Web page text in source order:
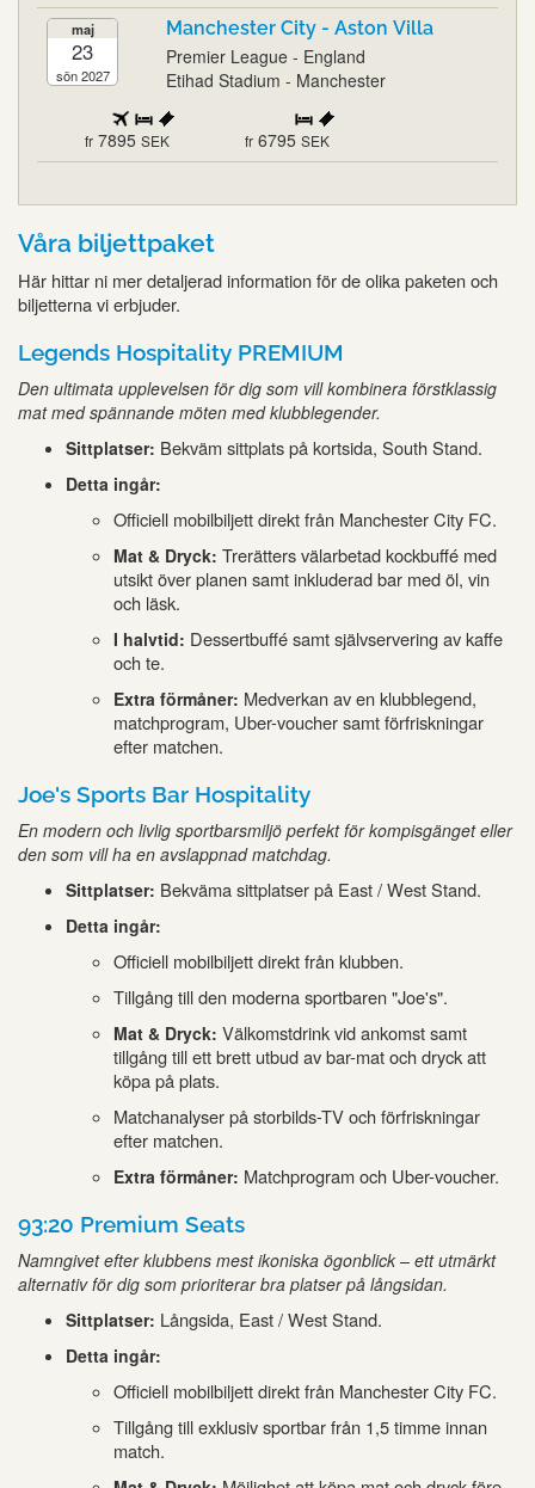
maj
23
sön 2027
Manchester City - Aston Villa
Premier League - England
Etihad Stadium - Manchester
fr 7895 SEK fr 6795 SEK
Våra biljettpaket
Här hittar ni mer detaljerad information för de olika paketen och
biljetterna vi erbjuder.
Legends Hospitality PREMIUM
Den ultimata upplevelsen för dig som vill kombinera förstklassig
mat med spännande möten med klubblegender.
Sittplatser: Bekväm sittplats på kortsida, South Stand.
Detta ingår:
Officiell mobilbiljett direkt från Manchester City FC.
Mat & Dryck: Trerätters välarbetad kockbuffé med
utsikt över planen samt inkluderad bar med öl, vin
och läsk.
I halvtid: Dessertbuffé samt självservering av kaffe
och te.
Extra förmåner: Medverkan av en klubblegend,
matchprogram, Uber-voucher samt förfriskningar
efter matchen.
Joe's Sports Bar Hospitality
En modern och livlig sportbarsmiljö perfekt för kompisgänget eller
den som vill ha en avslappnad matchdag.
Sittplatser: Bekväma sittplatser på East / West Stand.
Detta ingår:
Officiell mobilbiljett direkt från klubben.
Tillgång till den moderna sportbaren "Joe's".
Mat & Dryck: Välkomstdrink vid ankomst samt
tillgång till ett brett utbud av bar-mat och dryck att
köpa på plats.
Matchanalyser på storbilds-TV och förfriskningar
efter matchen.
Extra förmåner: Matchprogram och Uber-voucher.
93:20 Premium Seats
Namngivet efter klubbens mest ikoniska ögonblick – ett utmärkt
alternativ för dig som prioriterar bra platser på långsidan.
Sittplatser: Långsida, East / West Stand.
Detta ingår:
Officiell mobilbiljett direkt från Manchester City FC.
Tillgång till exklusiv sportbar från 1,5 timme innan
match.